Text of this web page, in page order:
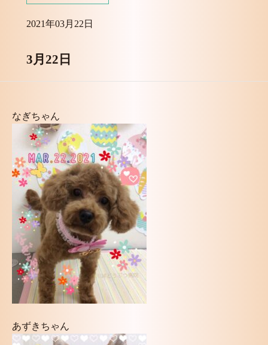
2021年03月22日
3月22日
なぎちゃん
あずきちゃん